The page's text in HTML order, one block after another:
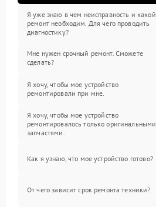
Я уже знаю в чем неисправность и какой
ремонт необходим. Для чего проводить
диагностику?
Мне нужен срочный ремонт. Сможете
сделать?
Я хочу, чтобы мое устройство
ремонтировали при мне.
Я хочу, чтобы мое устройство
ремонтировалось только оригинальными
запчастями.
Как я узнаю, что мое устройство готово?
От чего зависит срок ремонта техники?